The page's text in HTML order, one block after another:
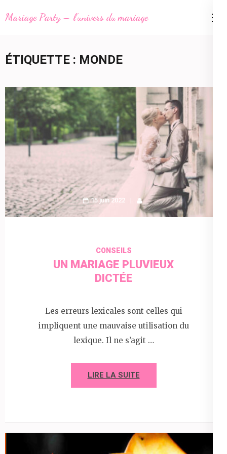
au
(Pressez
Entrée)
Mariage Party – l'univers du mariage
ÉTIQUETTE : MONDE
15 juin 2022
CONSEILS
UN MARIAGE PLUVIEUX
DICTÉE
Les erreurs lexicales sont celles qui
impliquent une mauvaise utilisation du
lexique. Il ne s’agit …
LIRE LA SUITE